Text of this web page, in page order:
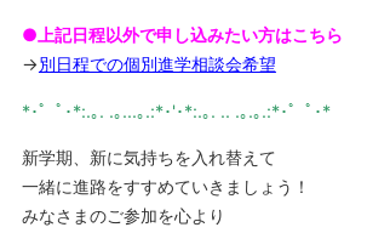
●上記日程以外で申し込みたい方はこちら
→別日程での個別進学相談会希望
*･゜ﾟ･*:.｡. .｡...｡.:*･'･*:.｡. .. .｡.｡.:*･゜ﾟ･*
新学期、新に気持ちを入れ替えて
一緒に進路をすすめていきましょう！
みなさまのご参加を心より